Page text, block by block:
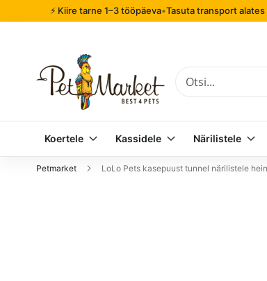
⚡ Kiire tarne 1–3 tööpäeva•Tasuta transport alates
Otsi
Koertele Kassidele Närilistele
Petmarket LoLo Pets kasepuust tunnel närilistele